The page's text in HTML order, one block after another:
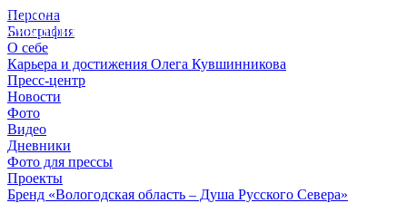
Персона
Биография
О себе
Карьера и достижения Олега Кувшинникова
Пресс-центр
Новости
Фото
Видео
Дневники
Фото для прессы
Проекты
Бренд «Вологодская область – Душа Русского Севера»
© 2012 - 2023,
КУВШИННИКОВ О.А.